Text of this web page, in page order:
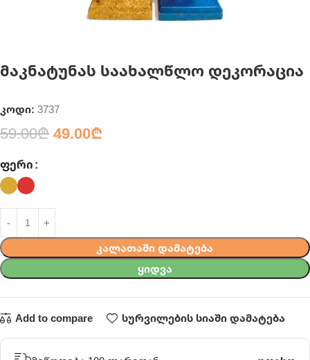
მაკნატუნას საახალწლო დეკორაცია
კოდი: 3737
59.00₾ 49.00₾
ᲤᲔᲠᲘ
ᲙᲐᲚᲐᲗᲐᲨᲘ ᲓᲐᲛᲐᲢᲔᲑᲐ
ᲧᲘᲓᲕᲐ
Add to compare სურვილების სიაში დამატება